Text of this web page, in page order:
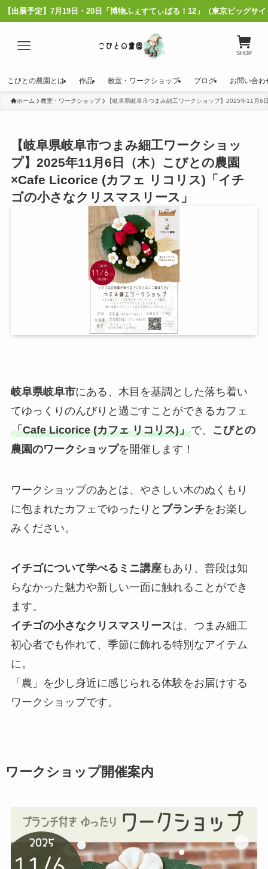
】7月19日・20日「博物ふぇすてぃばる！12」（東京ビッグサイト）
SHOP
こびとの農園とは 作品 教室・ワークショップ ブログ お問い合わ
ホーム 教室・ワークショップ 【岐阜県岐阜市つまみ細工ワークショップ】2025年11月
【岐阜県岐阜市つまみ細工ワークショッ
プ】2025年11月6日（木）こびとの農園
×Cafe Licorice (カフェ リコリス)「イチ
ゴの小さなクリスマスリース」
岐阜県岐阜市にある、木目を基調とした落ち着い
てゆっくりのんびりと過ごすことができるカフェ
「Cafe Licorice (カフェ リコリス)」で、
こびとの
農園のワークショップを開催します！
ワークショップのあとは、やさしい木のぬくもり
に包まれたカフェでゆったりと ブランチをお楽し
みください。
イチゴについて学べるミニ講座もあり、普段は知
らなかった魅力や新しい一面に触れることができ
ます。
イチゴの小さなクリスマスリースは、つまみ細工
初心者でも作れて、季節に飾れる特別なアイテム
に。
「農」を少し身近に感じられる体験をお届けする
ワークショップです。
ワークショップ開催案内